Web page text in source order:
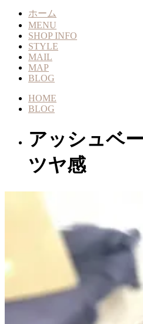
ホーム
MENU
SHOP INFO
STYLE
MAIL
MAP
BLOG
HOME
BLOG
アッシュベ
ツヤ感